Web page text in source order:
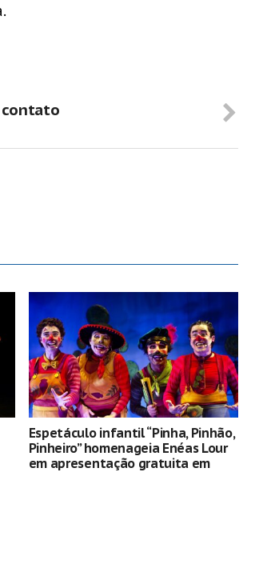
contato
Espetáculo infantil “Pinha, Pinhão,
Pinheiro” homenageia Enéas Lour
em apresentação gratuita em